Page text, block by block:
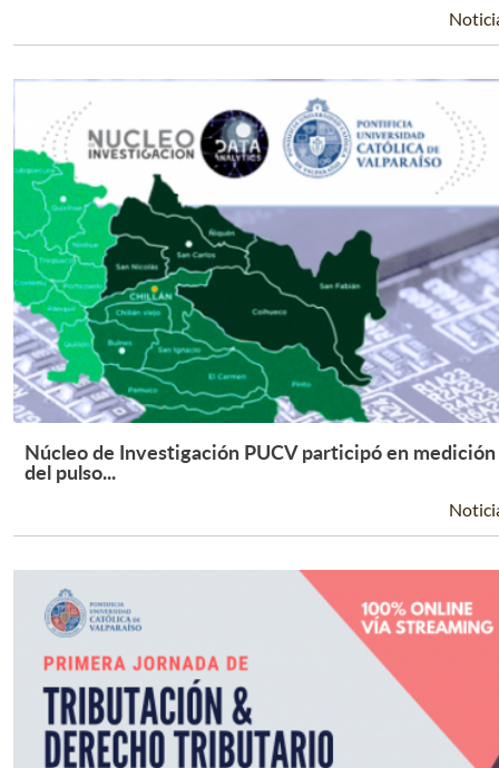
Leer Más +
Núcleo de Investigación PUCV participó en medición
del pulso...